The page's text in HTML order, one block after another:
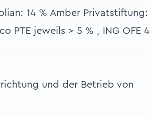
14 % Amber Privatstiftung:
PTE jeweils > 5 % , ING OFE 4
und der Betrieb von